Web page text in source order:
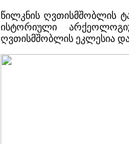
წილკნის ღვთისმშობლის
ისტორიული
ღვთისმშობლის ეკლესია